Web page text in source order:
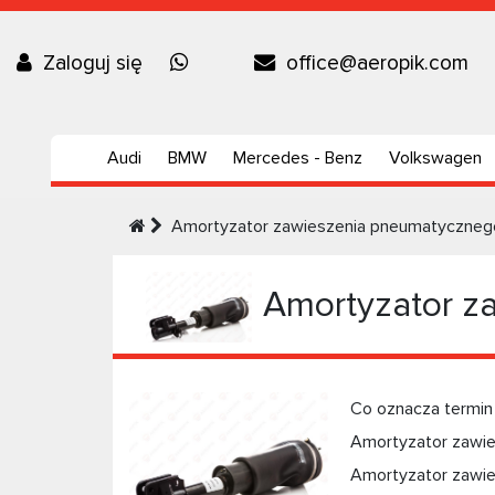
Zaloguj się office@aeropik.com
Audi BMW Mercedes - Benz Volkswagen
Amortyzator zawieszenia
Amortyzator
Co oznacza
Amortyzator
Amortyzator